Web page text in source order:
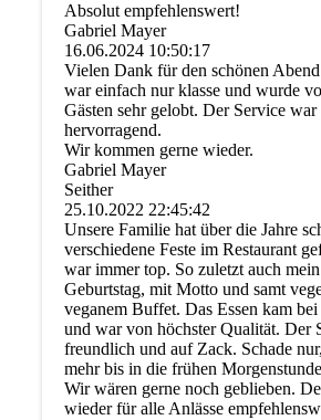
Absolut empfehlenswert!
Gabriel Mayer
16.06.2024 10:50:17
Vielen Dank für den schönen
war einfach nur klasse und wurde
Gästen sehr gelobt. Der Service
hervorragend.
Wir kommen gerne wieder.
Gabriel Mayer
Seither
25.10.2022 22:45:42
Unsere Familie hat über die Jahre
verschiedene Feste im Restaurant
war immer top. So zuletzt auch
Geburtstag, mit Motto und samt
veganem Buffet. Das Essen kam
und war von höchster Qualität. Der
freundlich und auf Zack. Schade
mehr bis in die frühen
Wir wären gerne noch geblieben.
wieder für alle Anlässe